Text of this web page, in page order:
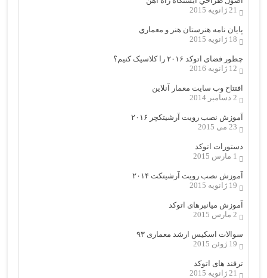
21 ژانویه 2015
پایان نامه هنرستان هنر و معماري
18 ژانویه 2015
چطور فضای اتوکد ۲۰۱۶ را کلاسیک کنیم؟
12 ژانویه 2016
افتتاح وب سایت معمار آنلاین
2 دسامبر 2014
آموزش نصب رویت آرشیتکچر ۲۰۱۶
23 می 2015
دستورات اتوکد
1 مارس 2015
آموزش نصب رویت آرشیتکت ۲۰۱۴
19 ژانویه 2015
آموزش میانبرهای اتوکد
2 مارس 2015
سوالات اسکیس ارشد معماری ۹۳
19 ژوئن 2015
ترفند های اتوکد
21 ژانویه 2015